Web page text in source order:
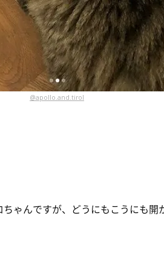
@apollo.and.tirol
ゃんですが、どうにもこうにも